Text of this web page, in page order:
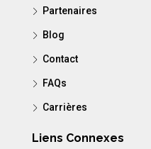
Partenaires
Blog
Contact
FAQs
Carrières
Liens Connexes